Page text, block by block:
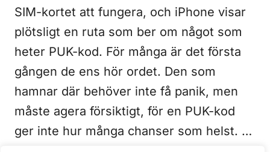
SIM-kortet att fungera, och iPhone visar
plötsligt en ruta som ber om något som
heter PUK-kod. För många är det första
gången de ens hör ordet. Den som
hamnar där behöver inte få panik, men
måste agera försiktigt, för en PUK-kod
ger inte hur många chanser som helst. …